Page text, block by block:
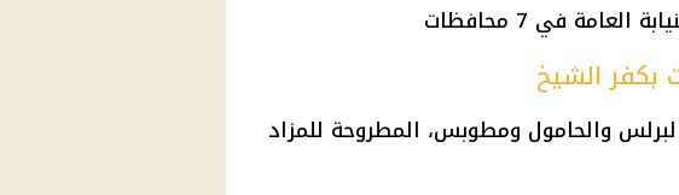
في 7 محافظات
بكفر الشيخ
والحامول ومطوبس، المطروحة للمزاد